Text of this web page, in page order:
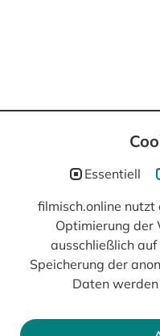
Essentiell
filmisch.online
Optimierung der
ausschließlich
Speicherung der
Daten